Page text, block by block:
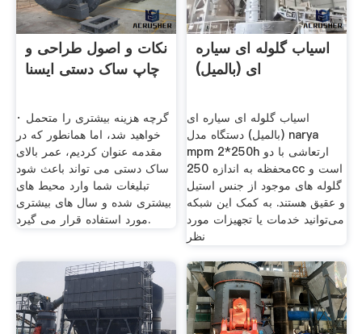
نکات و اصول طراحی و
چاپ ساک دستی ایسنا
· گرچه هزینه بیشتری را متحمل
خواهید شد، اما همانطور که در
مقدمه عنوان کردیم، عمر بالای
ساک دستی می تواند باعث شود
تبلیغات شما وارد محیط های
بیشتری شده و سال های بیشتری
مورد استفاده قرار می گیرد.
اسیاب گلوله ای سیاره
ای (بالمیل)
اسیاب گلوله ای سیاره ای
(بالمیل) دستگاه مدل narya
mpm 2*250h ارتعاشی با دو
محفظه به اندازه 250cc است و
گلوله های موجود از جنس استیل
و عقیق هستند. به کمک این شبکه
می‌توانید خدمات یا تجهیزات مورد
نظر